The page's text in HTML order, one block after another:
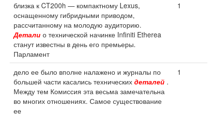
близка к CT200h — компактному Lexus,
оснащенному гибридными приводом,
рассчитанному на молодую аудиторию.
Детали о технической начинке Infiniti Etherea
станут известны в день его премьеры.
Парламент
1
дело ее было вполне налажено и журналы по
большей части касались технических деталей .
Между тем Комиссия эта весьма замечательна
во многих отношениях. Самое существование
ее
1